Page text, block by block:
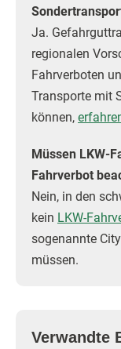
Ja.
regionalen
Fahrverboten
Transporte mit
können,
Müssen LKW-
Fahrverbot
Nein, in den
kein LKW-
sogenannte
müssen.
Verwandte